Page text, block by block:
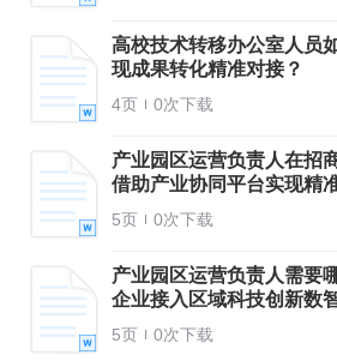
高校技术转移办公室人员
现成果转化精准对接？
4页 0次下载
产业园区运营负责人在招
借助产业协同平台实现精
5页 0次下载
产业园区运营负责人需要
企业接入区域科技创新数
5页 0次下载